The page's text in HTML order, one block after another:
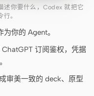
述你要什么，Codex 就把它
。
你的 Agent。
订阅鉴权，凭据
审美一致的 deck、原型